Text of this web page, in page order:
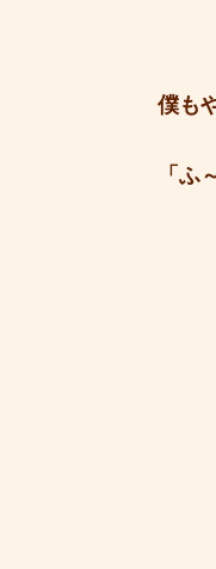
僕も
「ふ